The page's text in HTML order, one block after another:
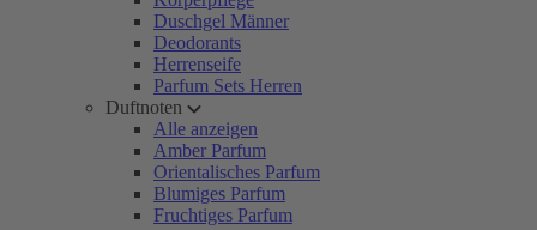
Duschgel Männer
Deodorants
Herrenseife
Parfum Sets Herren
Duftnoten
Alle anzeigen
Amber Parfum
Orientalisches Parfum
Blumiges Parfum
Fruchtiges Parfum